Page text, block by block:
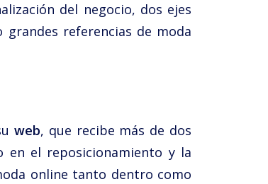
del negocio, dos ejes
referencias de moda
web, que recibe más de dos
en el reposicionamiento y la
online tanto dentro como